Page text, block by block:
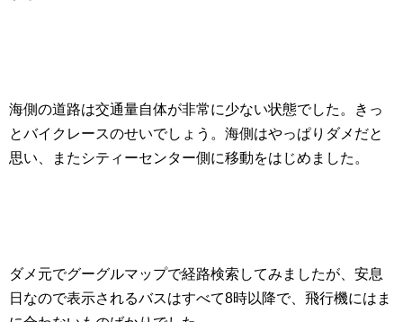
海側の道路は交通量自体が非常に少ない状態でした。きっ
とバイクレースのせいでしょう。海側はやっぱりダメだと
思い、またシティーセンター側に移動をはじめました。
ダメ元でグーグルマップで経路検索してみましたが、安息
日なので表示されるバスはすべて8時以降で、飛行機にはま